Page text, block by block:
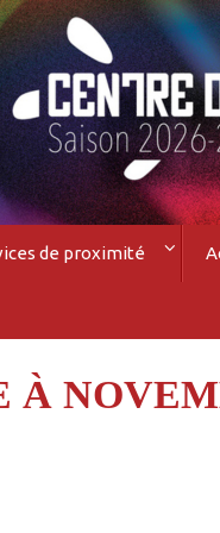
de proximité
À